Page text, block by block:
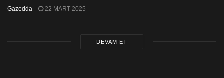
Gazedda 22 MART 2025
DEVAM ET